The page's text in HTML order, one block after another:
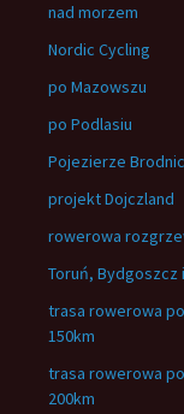
nad morzem
Nordic Cycling
po Mazowszu
po Podlasiu
Pojezierze
projekt Dojczland
rowerowa
Toruń, Bydgoszcz
trasa rowerowa
150km
trasa rowerowa
200km